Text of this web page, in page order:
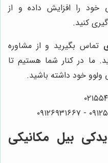
خود را افزایش داده و از
کنید.
تماس بگیرید و از مشاوره
ما در کنار شما هستیم تا
ولوو خود داشته باشید.
بیل مکانیکی